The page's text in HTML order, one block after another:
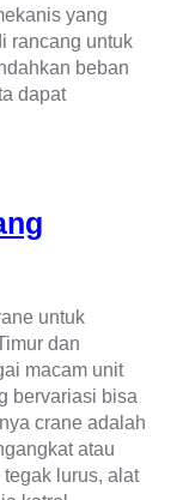
yang
rancang untuk
beban
dapat
untuk
dan
macam unit
bervariasi bisa
crane adalah
atau
lurus, alat